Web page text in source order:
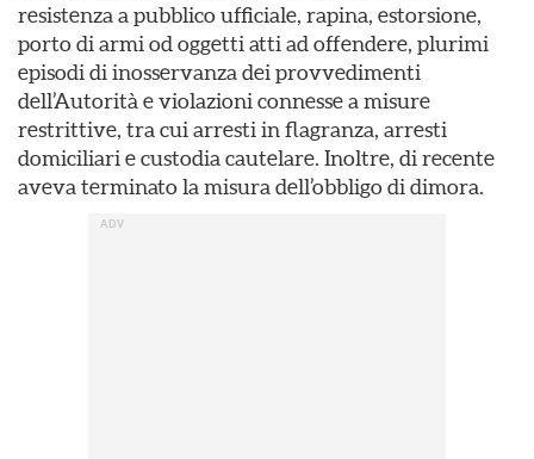
resistenza a pubblico ufficiale, rapina, estorsione,
porto di armi od oggetti atti ad offendere, plurimi
episodi di inosservanza dei provvedimenti
dell’Autorità e violazioni connesse a misure
restrittive, tra cui arresti in flagranza, arresti
domiciliari e custodia cautelare. Inoltre, di recente
aveva terminato la misura dell’obbligo di dimora.